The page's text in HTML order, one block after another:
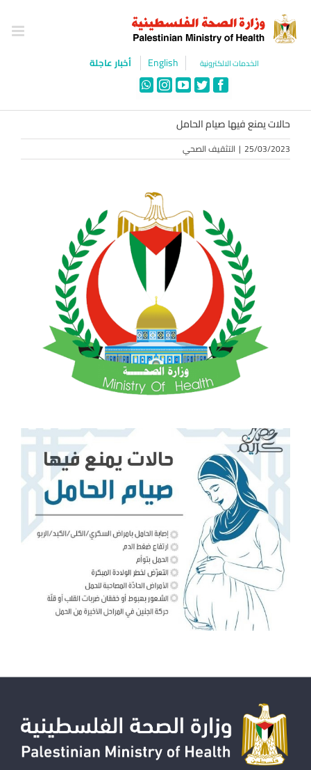
content
الخدمات الالكترونية English أخبار عاجلة
Facebook
Twitter
YouTube
Instagram
WhatsApp
حالات يمنع فيها صيام الحامل
25/03/2023
| التثقيف الصحي